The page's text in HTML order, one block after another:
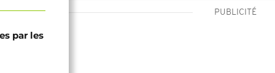
PUBLICITÉ
par les